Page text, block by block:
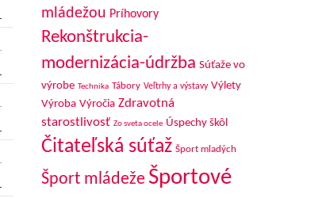
mládežou Príhovory
Rekonštrukcia-
modernizácia-údržba Súťaže vo
výrobe Technika Tábory Veľtrhy a výstavy Výlety
Výroba Výročia Zdravotná
starostlivosť Zo sveta ocele Úspechy škôl
Čitateľská súťaž Šport mladých
Šport mládeže Športové